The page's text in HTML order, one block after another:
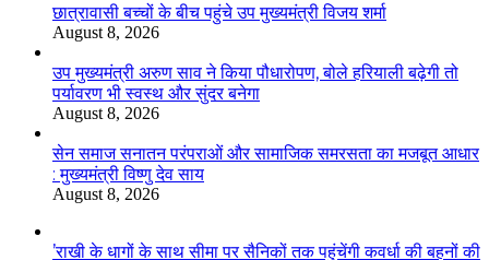
छात्रावासी बच्चों के बीच पहुंचे उप मुख्यमंत्री विजय शर्मा
August 8, 2026
उप मुख्यमंत्री अरुण साव ने किया पौधारोपण, बोले हरियाली बढ़ेगी तो
पर्यावरण भी स्वस्थ और सुंदर बनेगा
August 8, 2026
सेन समाज सनातन परंपराओं और सामाजिक समरसता का मजबूत आधार
: मुख्यमंत्री विष्णु देव साय
August 8, 2026
’राखी के धागों के साथ सीमा पर सैनिकों तक पहुंचेंगी कवर्धा की बहनों की